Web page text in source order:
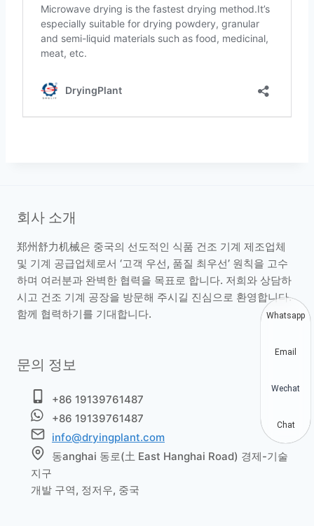
회사 소개
郑州舒力机械은 중국의 선도적인 식품 건조 기계 제조업체
및 기계 공급업체로서 ‘고객 우선, 품질 최우선’ 원칙을 고수
하며 여러분과 완벽한 협력을 목표로 합니다. 저희와 상담하
시고 건조 기계 공장을 방문해 주시길 진심으로 환영합니다.
함께 협력하기를 기대합니다.
문의 정보
+86 19139761487
+86 19139761487
info@dryingplant.com
동anghai 동로(土 East Hanghai Road) 경제-기술
지구
개발 구역, 정저우, 중국
Whatsapp
Email
Wechat
Chat